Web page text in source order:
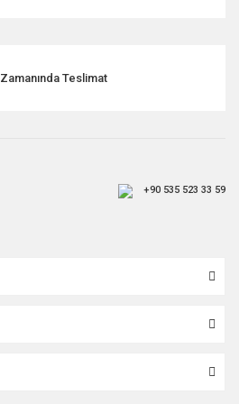
Zamanında Teslimat
+90 535 523 33 59